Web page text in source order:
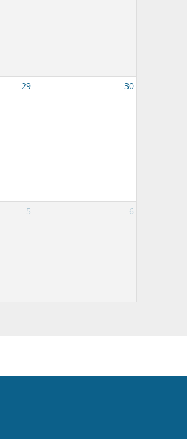
29 30
5 6